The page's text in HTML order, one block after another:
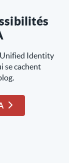
Unified Identity
se cachent